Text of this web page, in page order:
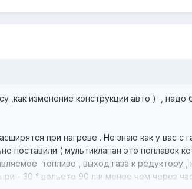
,как изменение конструкции авто ) , надо
при нагреве . Не знаю как у вас с
поставили ( мультиклапан это поплавок
топливо , выход газа к редуктору ,
- 30 ° вольете 90 л и менее чем через